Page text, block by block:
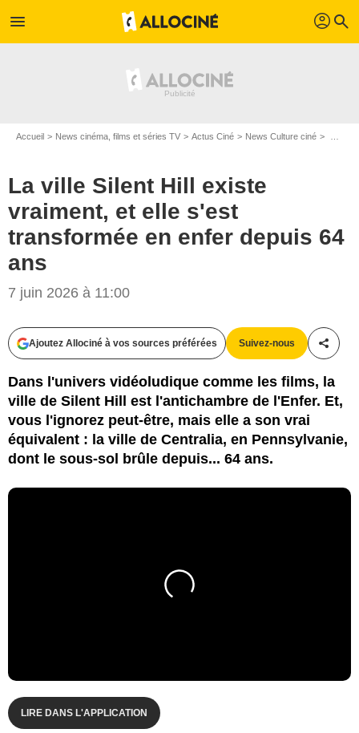
menu profil search
Accueil News cinéma, films et séries TV Actus Ciné News Culture ciné
La ville Silent Hill existe
vraiment, et elle s'est
transformée en enfer depuis 64
ans
7 juin 2026 à 11:00
Ajoutez Allociné à vos sources préférées Suivez-nous
Dans l'univers vidéoludique comme les films, la
ville de Silent Hill est l'antichambre de l'Enfer. Et,
vous l'ignorez peut-être, mais elle a son vrai
équivalent : la ville de Centralia, en Pennsylvanie,
dont le sous-sol brûle depuis... 64 ans.
LIRE DANS L'APPLICATION